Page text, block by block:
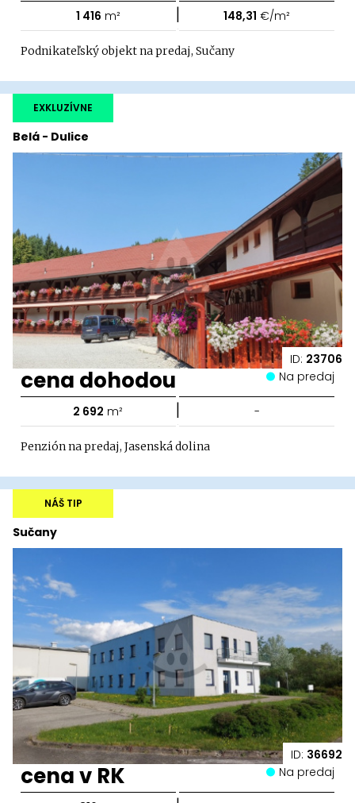
1 416 m² | 148,31 €/m²
Podnikateľský objekt na predaj, Sučany
ID: 23706
Belá - Dulice
EXKLUZÍVNE
cena dohodou Na predaj
2 692 m² | -
Penzión na predaj, Jasenská dolina
ID: 36692
Sučany
NÁŠ TIP
cena v RK Na predaj